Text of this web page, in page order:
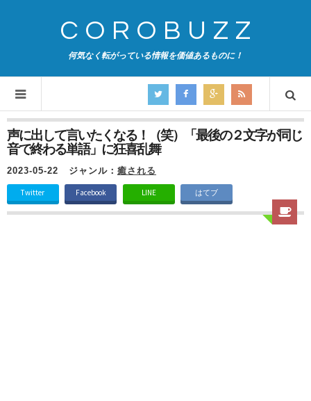
COROBUZZ
何気なく転がっている情報を価値あるものに！
声に出して言いたくなる！（笑）「最後の２文字が同じ
音で終わる単語」に狂喜乱舞
2023-05-22 ジャンル： 癒される
Twitter Facebook LINE はてブ